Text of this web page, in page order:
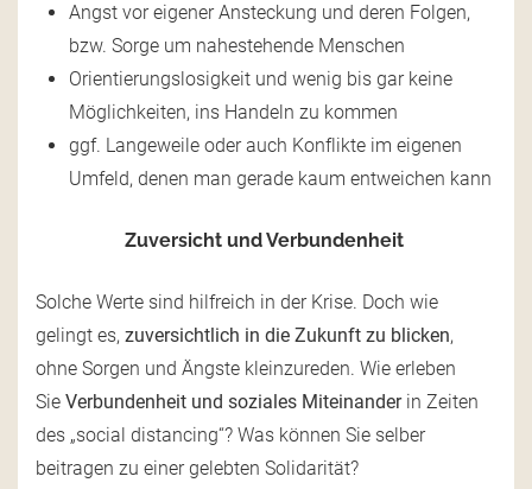
Angst vor eigener Ansteckung und deren Folgen,
bzw. Sorge um nahestehende Menschen
Orientierungslosigkeit und wenig bis gar keine
Möglichkeiten, ins Handeln zu kommen
ggf. Langeweile oder auch Konflikte im eigenen
Umfeld, denen man gerade kaum entweichen kann
Zuversicht und Verbundenheit
Solche Werte sind hilfreich in der Krise. Doch wie
gelingt es, zuversichtlich in die Zukunft zu blicken,
ohne Sorgen und Ängste kleinzureden. Wie erleben
Sie Verbundenheit und soziales Miteinanderin Zeiten
des „social distancing“? Was können Sie selber
beitragen zu einer gelebten Solidarität?